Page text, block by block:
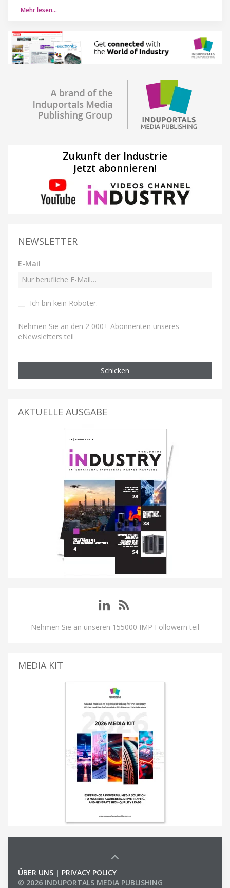
Mehr lesen…
Zukunft der Industrie
Jetzt abonnieren!
NEWSLETTER
E-Mail
Ich bin kein Roboter.
Nehmen Sie an den 2 000+ Abonnenten unseres
eNewsletters teil
Schicken
AKTUELLE AUSGABE
Nehmen Sie an unseren 155000 IMP Followern teil
MEDIA KIT
ÜBER UNS | PRIVACY POLICY
© 2026 INDUPORTALS MEDIA PUBLISHING